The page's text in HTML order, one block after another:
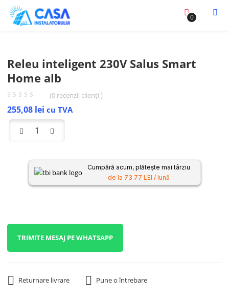
0
Releu inteligent 230V Salus Smart
Home alb
(0 recenzii clienți )
255,08 lei cu TVA
Cumpără acum, plătește mai târziu
de la 73.77 LEI / lună
TRIMITE MESAJ PE WHATSAPP
Returnare livrare Pune o întrebare